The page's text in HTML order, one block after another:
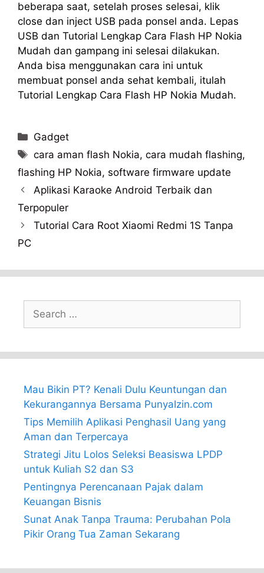
beberapa saat, setelah proses selesai, klik
close dan inject USB pada ponsel anda. Lepas
USB dan Tutorial Lengkap Cara Flash HP Nokia
Mudah dan gampang ini selesai dilakukan.
Anda bisa menggunakan cara ini untuk
membuat ponsel anda sehat kembali, itulah
Tutorial Lengkap Cara Flash HP Nokia Mudah.
Categories
Gadget
Tags
cara aman flash Nokia,cara mudah flashing,
flashing HP Nokia, software firmware update
Aplikasi Karaoke Android Terbaik dan
Terpopuler
Tutorial Cara Root Xiaomi Redmi 1S Tanpa
PC
for:
Mau Bikin PT? Kenali Dulu Keuntungan dan
Kekurangannya Bersama PunyaIzin.com
Tips Memilih Aplikasi Penghasil Uang yang
Aman dan Terpercaya
Strategi Jitu Lolos Seleksi Beasiswa LPDP
untuk Kuliah S2 dan S3
Pentingnya Perencanaan Pajak dalam
Keuangan Bisnis
Sunat Anak Tanpa Trauma: Perubahan Pola
Pikir Orang Tua Zaman Sekarang